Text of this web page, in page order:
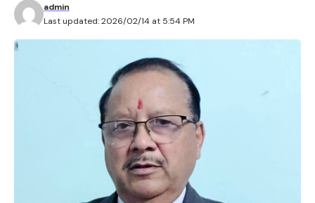
Last updated: 2026/02/14 at 5:54 PM
admin